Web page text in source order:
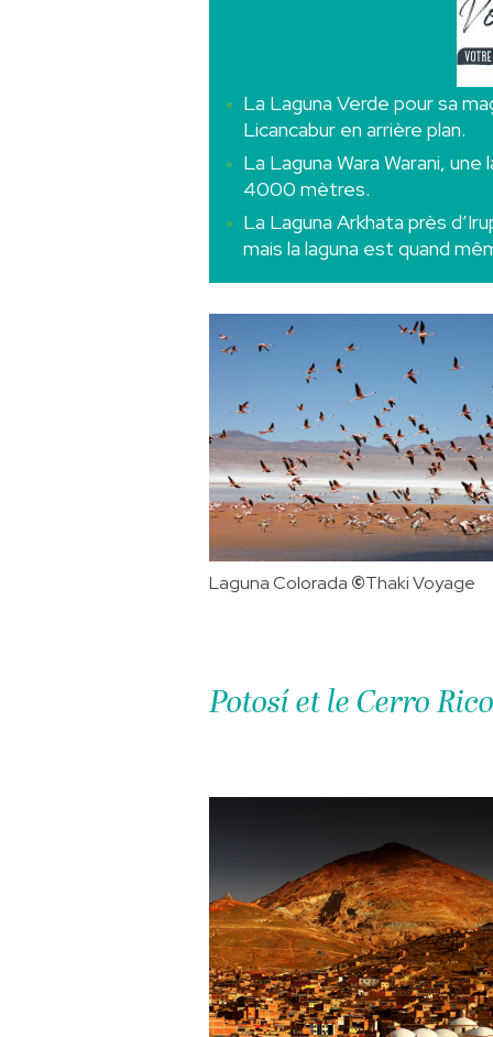
La Laguna Verde pour sa
Licancabur en arrière plan.
La Laguna Wara Warani,
4000 mètres.
La Laguna Arkhata près
mais la laguna est quand
Laguna Colorada ©️Thaki Voyage
Potosí et le Cerro Rico